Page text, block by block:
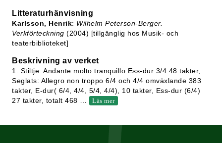
Litteraturhänvisning
Karlsson, Henrik: Wilhelm Peterson-Berger.
Verkförteckning (2004) [tillgänglig hos Musik- och
teaterbiblioteket]
Beskrivning av verket
1. Stiltje: Andante molto tranquillo Ess-dur 3/4 48 takter,
Seglats: Allegro non troppo 6/4 och 4/4 omväxlande 383
takter, E-dur( 6/4, 4/4, 5/4, 4/4), 10 takter, Ess-dur (6/4)
27 takter, totalt 468
Läs mer